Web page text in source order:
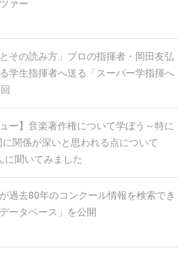
ァー
とその読み方」プロの指揮者・岡田友弘
学生指揮者へ送る「スーパー学指揮へ
ュー】音楽著作権について学ぼう～特に
関係が深いと思われる点について
に聞いてみました
過去80年のコンクール情報を検索でき
ータベース」を公開